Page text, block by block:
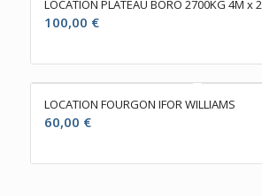
LOCATION PLATEAU BORO 2700KG 4M x
100,00 €
LOCATION FOURGON IFOR WILLIAMS
60,00 €